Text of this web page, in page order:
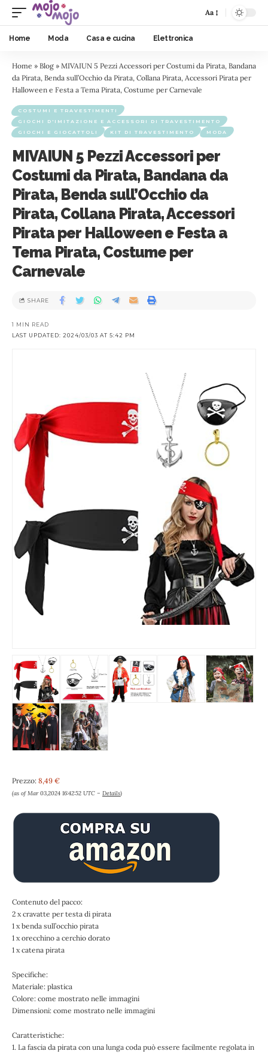
Aa
Home Moda Casa e cucina Elettronica
Home » Blog » MIVAIUN 5 Pezzi Accessori per Costumi da Pirata, Bandana
da Pirata, Benda sull’Occhio da Pirata, Collana Pirata, Accessori Pirata per
Halloween e Festa a Tema Pirata, Costume per Carnevale
COSTUMI E TRAVESTIMENTI
GIOCHI D'IMITAZIONE E ACCESSORI DI TRAVESTIMENTO
GIOCHI E GIOCATTOLI
KIT DI TRAVESTIMENTO MODA
MIVAIUN 5 Pezzi Accessori per
Costumi da Pirata, Bandana da
Pirata, Benda sull’Occhio da
Pirata, Collana Pirata, Accessori
Pirata per Halloween e Festa a
Tema Pirata, Costume per
Carnevale
LAST UPDATED: 2024/03/03 AT 5:42 PM
1 MIN READ
SHARE
Prezzo: 8,49 €
(as of Mar 03,2024 16:42:52 UTC – Details)
Contenuto del pacco:
2 x cravatte per testa di pirata
1 x benda sull’occhio pirata
1 x orecchino a cerchio dorato
1 x catena pirata
Specifiche:
Materiale: plastica
Colore: come mostrato nelle immagini
Dimensioni: come mostrato nelle immagini
Caratteristiche:
1. La fascia da pirata con una lunga coda può essere facilmente regolata in